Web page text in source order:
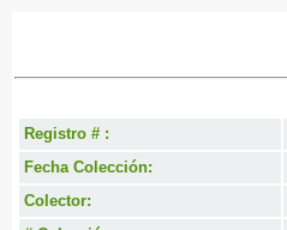
Registro # :
Fecha Colección:
Colector: